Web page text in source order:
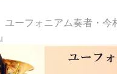
ユーフォニアム奏者・今